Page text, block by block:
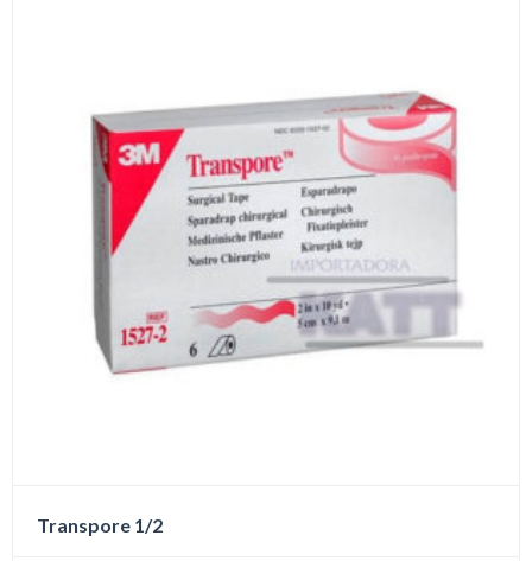
Transpore 1/2